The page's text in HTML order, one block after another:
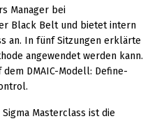
Manager bei
Black Belt und bietet intern
an. In fünf Sitzungen erklärte
angewendet werden kann.
DMAIC-Modell: Define-
Masterclass ist die